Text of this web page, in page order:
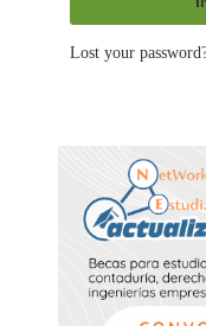
Lost your